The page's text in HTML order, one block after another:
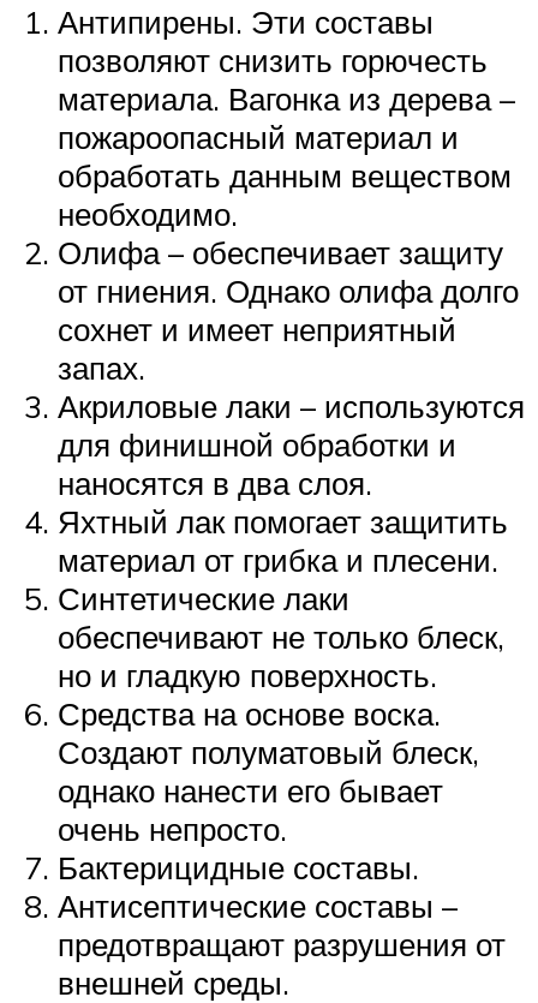
Антипирены. Эти составы
позволяют снизить горючесть
материала. Вагонка из дерева –
пожароопасный материал и
обработать данным веществом
необходимо.
Олифа – обеспечивает защиту
от гниения. Однако олифа долго
сохнет и имеет неприятный
запах.
Акриловые лаки – используются
для финишной обработки и
наносятся в два слоя.
Яхтный лак помогает защитить
материал от грибка и плесени.
Синтетические лаки
обеспечивают не только блеск,
но и гладкую поверхность.
Средства на основе воска.
Создают полуматовый блеск,
однако нанести его бывает
очень непросто.
Бактерицидные составы.
Антисептические составы –
предотвращают разрушения от
внешней среды.